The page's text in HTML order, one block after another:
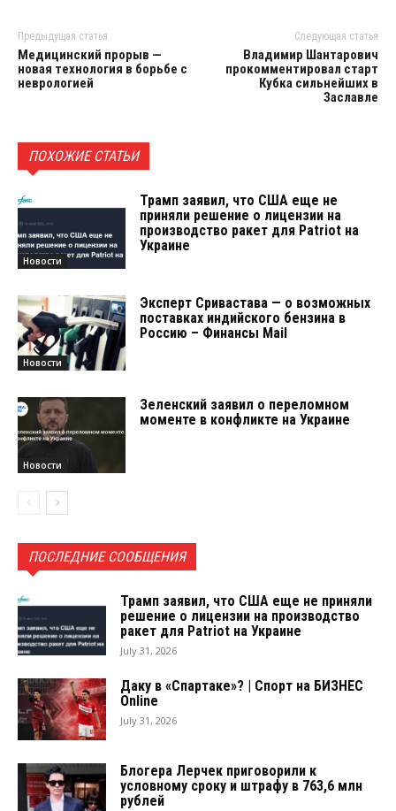
Предыдущая статья
Медицинский прорыв —
новая технология в борьбе с
неврологией
Следующая статья
Владимир Шантарович
прокомментировал старт
Кубка сильнейших в
Заславле
ПОХОЖИЕ СТАТЬИ
Новости
Трамп заявил, что США еще не
приняли решение о лицензии на
производство ракет для Patriot на
Украине
Новости
Эксперт Сривастава — о возможных
поставках индийского бензина в
Россию – Финансы Mail
Новости
Зеленский заявил о переломном
моменте в конфликте на Украине
ПОСЛЕДНИЕ СООБЩЕНИЯ
Трамп заявил, что США еще не приняли
решение о лицензии на производство
ракет для Patriot на Украине
July 31, 2026
Даку в «Спартаке»? | Спорт на БИЗНЕС
Online
July 31, 2026
Блогера Лерчек приговорили к
условному сроку и штрафу в 763,6 млн
рублей